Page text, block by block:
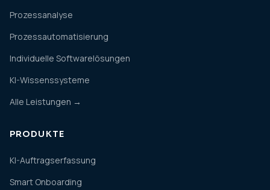
Prozessanalyse
Prozessautomatisierung
Individuelle Softwarelösungen
KI-Wissenssysteme
Alle Leistungen →
PRODUKTE
KI-Auftragserfassung
Smart Onboarding